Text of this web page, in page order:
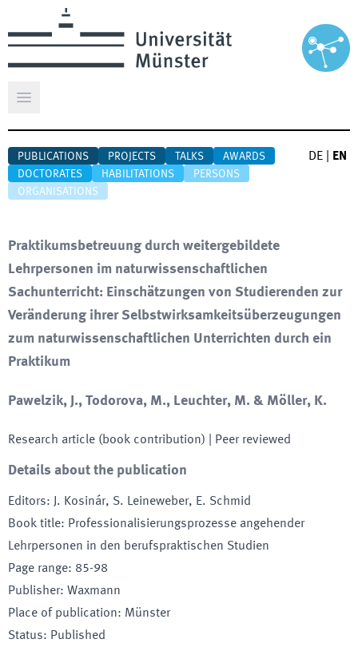
Open main menu
PUBLICATIONS PROJECTS TALKS
AWARDS
DOCTORATES
HABILITATIONS
PERSONS
ORGANISATIONS
DE EN
Praktikumsbetreuung durch weitergebildete
Lehrpersonen im naturwissenschaftlichen
Sachunterricht: Einschätzungen von Studierenden zur
Veränderung ihrer Selbstwirksamkeitsüberzeugungen
zum naturwissenschaftlichen Unterrichten durch ein
Praktikum
Pawelzik, J., Todorova, M., Leuchter, M. & Möller, K.
Research article (book contribution) | Peer reviewed
Details about the publication
Editors:
J. Kosinár, S. Leineweber, E. Schmid
Book title: Professionalisierungsprozesse angehender
Lehrpersonen in den berufspraktischen Studien
Page range: 85-98
Publisher: Waxmann
Place of publication: Münster
Status: Published